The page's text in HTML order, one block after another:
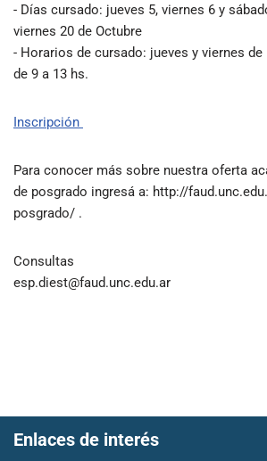
- Días cursado: jueves 5, viernes 6 y
viernes 20 de Octubre
- Horarios de cursado: jueves y viernes de
de 9 a 13 hs.
Inscripción
Para conocer más sobre nuestra oferta
de posgrado ingresá a: http://
posgrado/ .
Consultas
esp.diest@faud.unc.edu.ar
Enlaces de interés